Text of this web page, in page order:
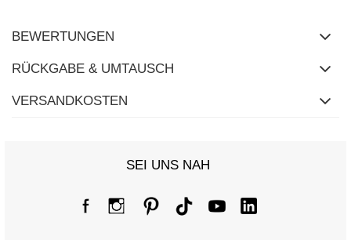
BEWERTUNGEN
RÜCKGABE & UMTAUSCH
VERSANDKOSTEN
SEI UNS NAH